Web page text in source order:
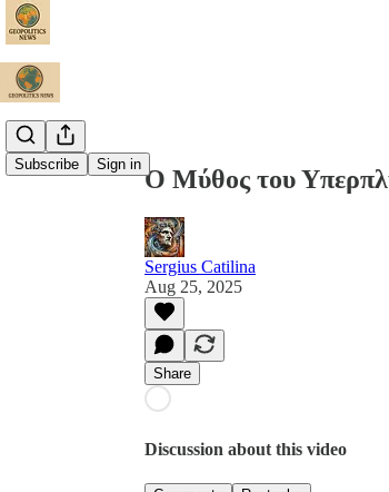
Subscribe Sign in
Ο Μύθος του
Sergius Catilina
Aug 25, 2025
Share
Discussion about this video